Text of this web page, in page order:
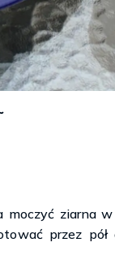
ziarna
przez